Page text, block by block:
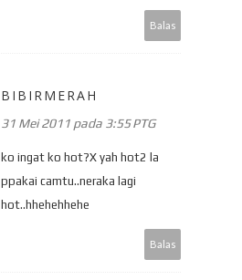
Balas
BIBIRMERAH
31 Mei 2011 pada 3:55 PTG
ko ingat ko hot?X yah hot2 la
ppakai camtu..neraka lagi
hot..hhehehhehe
Balas